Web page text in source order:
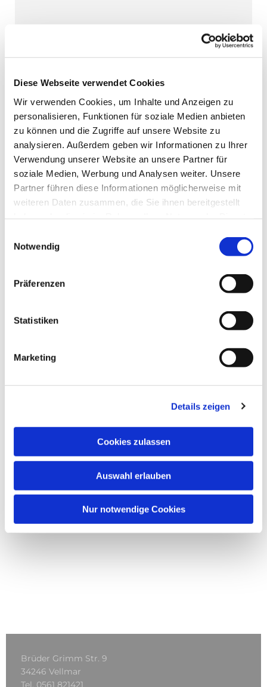
Diese Webseite verwendet Cookies
Wir verwenden Cookies, um Inhalte und Anzeigen zu
personalisieren, Funktionen für soziale Medien anbieten
zu können und die Zugriffe auf unsere Website zu
analysieren. Außerdem geben wir Informationen zu Ihrer
Verwendung unserer Website an unsere Partner für
soziale Medien, Werbung und Analysen weiter. Unsere
Partner führen diese Informationen möglicherweise mit
weiteren Daten zusammen, die Sie ihnen bereitgestellt
Notwendig
Präferenzen
Statistiken
Marketing
Details zeigen
Cookies zulassen
Auswahl erlauben
Nur notwendige Cookies
Brüder Grimm Str. 9
34246 Vellmar
Tel. 0561 821421